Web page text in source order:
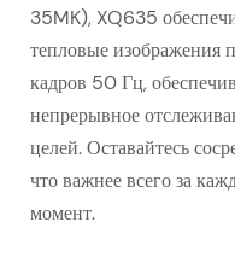
35MK), XQ635
тепловые изображения
кадров 50 Гц,
непрерывное
целей. Оставайтесь
что важнее всего за
момент.